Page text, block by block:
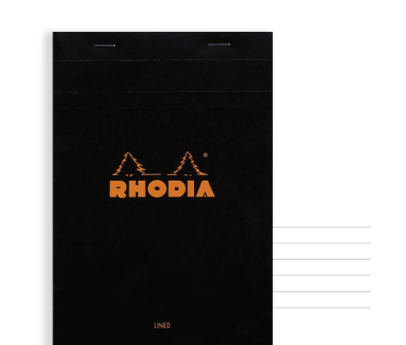
0,0
z